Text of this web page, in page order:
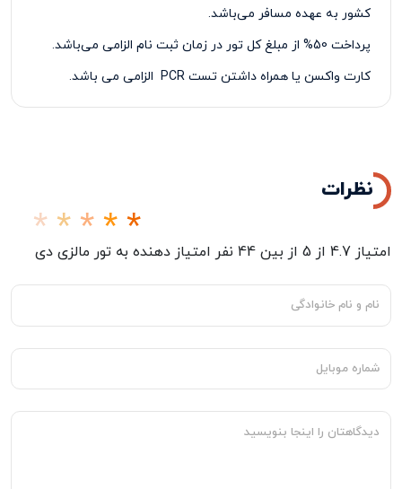
کشور به عهده مسافر می‌باشد.
پرداخت 50% از مبلغ کل تور در زمان ثبت نام الزامی می‌باشد.
کارت واکسن یا همراه داشتن تست PCR الزامی می باشد.
نظرات
امتیاز 4.7 از 5 از بین 44 نفر امتیاز دهنده به تور مالزی دی